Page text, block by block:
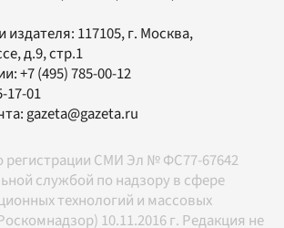
издателя: 117105, г. Москва,
д.9, стр.1
+7 (495) 785-00-12
17-01
gazeta@gazeta.ru
регистрации СМИ Эл № ФС77-67642
службой по надзору в сфере
технологий и массовых
10.11.2016 г. Редакция не